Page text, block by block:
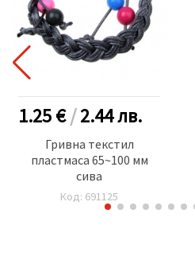
1.25 €/2.44лв.
Гривна текстил
пластмаса 65~100 мм
сива
Код: 691125